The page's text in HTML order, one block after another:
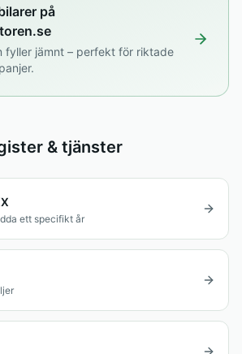
på
fyller jämnt – perfekt för riktade
& tjänster
ett specifikt år